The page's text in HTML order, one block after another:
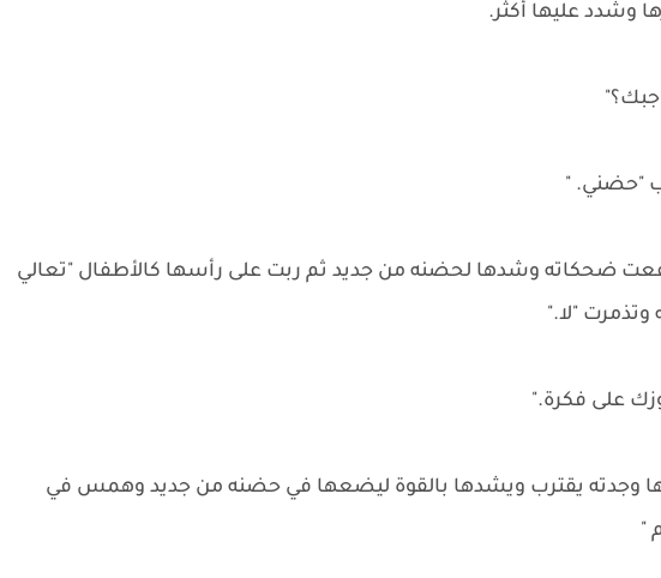
وشدد عليها أكثر.
"حضني. "
ضحكاته وشدها لحضنه من جديد ثم ربت على رأسها كالأطفال "تعالي
"لا."
على فكرة."
وجدته يقترب ويشدها بالقوة ليضعها في حضنه من جديد وهمس في
"